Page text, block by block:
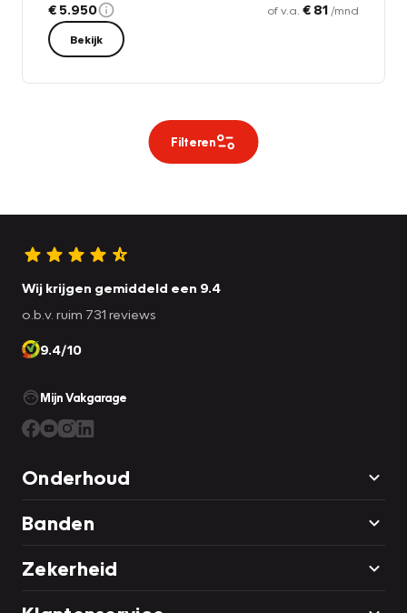
€ 5.950 of v.a. € 81 /mnd
Bekijk
Filteren
Wij krijgen gemiddeld een 9.4
o.b.v. ruim 731 reviews
9.4/10
Mijn Vakgarage
Onderhoud
Banden
Zekerheid